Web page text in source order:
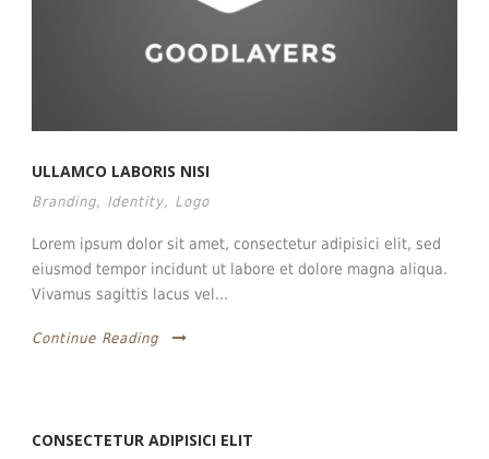
ULLAMCO LABORIS NISI
Branding, Identity, Logo
Lorem ipsum dolor sit amet, consectetur adipisici elit, sed
eiusmod tempor incidunt ut labore et dolore magna aliqua.
Vivamus sagittis lacus vel...
Continue Reading
CONSECTETUR ADIPISICI ELIT